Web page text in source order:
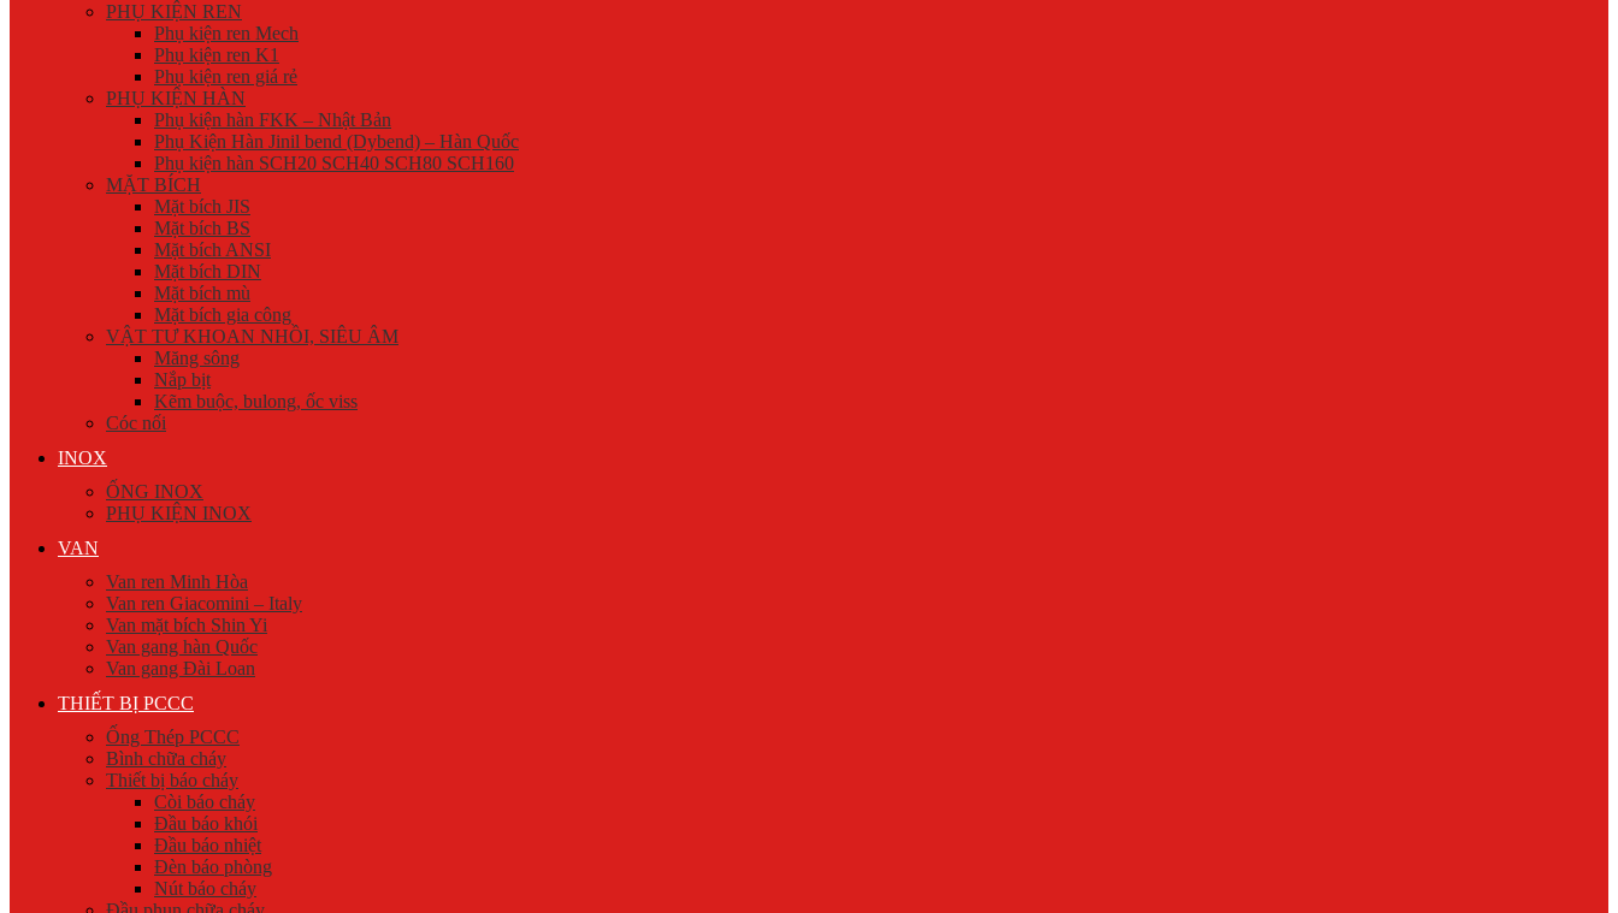
PHỤ KIỆN REN
Phụ kiện ren Mech
Phụ kiện ren K1
Phụ kiện ren giá rẻ
PHỤ KIỆN HÀN
Phụ kiện hàn FKK – Nhật Bản
Phụ Kiện Hàn Jinil bend (Dybend) – Hàn Quốc
Phụ kiện hàn SCH20 SCH40 SCH80 SCH160
MẶT BÍCH
Mặt bích JIS
Mặt bích BS
Mặt bích ANSI
Mặt bích DIN
Mặt bích mù
Mặt bích gia công
VẬT TƯ KHOAN NHỒI, SIÊU ÂM
Măng sông
Nắp bịt
Kẽm buộc, bulong, ốc viss
Cóc nối
INOX
ỐNG INOX
PHỤ KIỆN INOX
VAN
Van ren Minh Hòa
Van ren Giacomini – Italy
Van mặt bích Shin Yi
Van gang hàn Quốc
Van gang Đài Loan
THIẾT BỊ PCCC
Ống Thép PCCC
Bình chữa cháy
Thiết bị báo cháy
Còi báo cháy
Đầu báo khói
Đầu báo nhiệt
Đèn báo phòng
Nút báo cháy